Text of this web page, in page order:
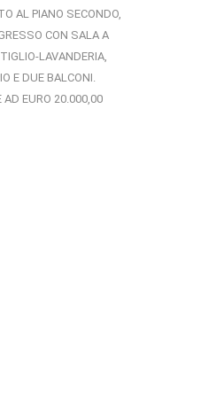
AL PIANO SECONDO,
CON SALA A
LAVANDERIA,
E DUE BALCONI.
AD EURO 20.000,00